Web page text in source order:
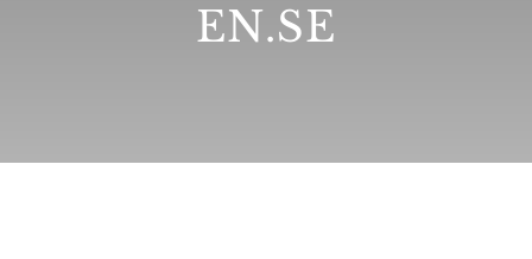
EN.SE